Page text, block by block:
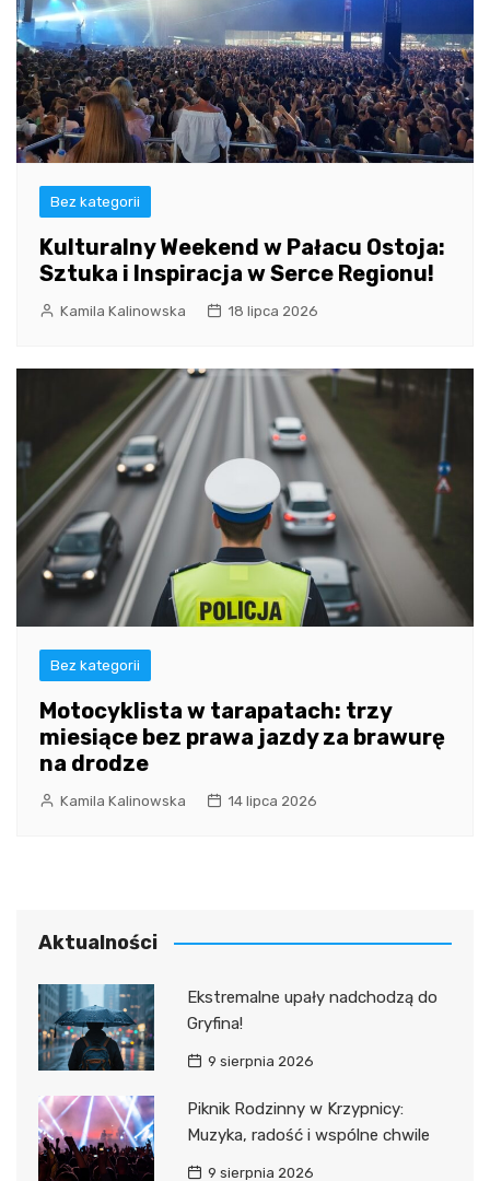
Bez kategorii
Kulturalny Weekend w Pałacu Ostoja:
Sztuka i Inspiracja w Serce Regionu!
Kamila Kalinowska 18 lipca 2026
Bez kategorii
Motocyklista w tarapatach: trzy
miesiące bez prawa jazdy za brawurę
na drodze
Kamila Kalinowska 14 lipca 2026
Aktualności
Ekstremalne upały nadchodzą do
Gryfina!
9 sierpnia 2026
Piknik Rodzinny w Krzypnicy:
Muzyka, radość i wspólne chwile
9 sierpnia 2026